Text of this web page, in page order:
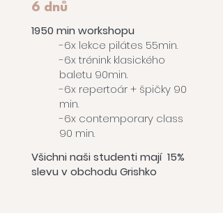
6 dnů
1950 min workshopu
-6x lekce pilátes 55min.
-6x trénink klasického
baletu 90min.
-6x repertoár + špičky 90
min.
-6x contemporary class
90 min.
Všichni naši studenti mají 15%
slevu v obchodu Grishko